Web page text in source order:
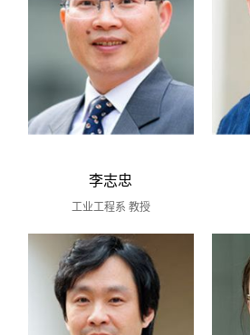
李志忠
工业工程系 教授